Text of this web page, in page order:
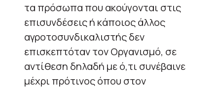
τα πρόσωπα που ακούγονται στις
επισυνδέσεις ή κάποιος άλλος
αγροτοσυνδικαλιστής δεν
επισκεπτόταν τον Οργανισμό, σε
αντίθεση δηλαδή με ό,τι συνέβαινε
μέχρι πρότινος όπου στον